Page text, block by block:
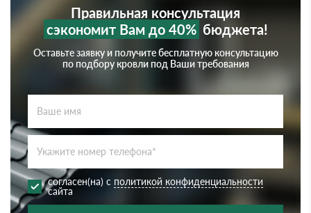
Правильная консультация
сэкономит Вам до 40% бюджета!
Оставьте заявку и получите бесплатную консультацию
по подбору кровли под Ваши требования
согласен(на) с политикой конфиденциальности
сайта